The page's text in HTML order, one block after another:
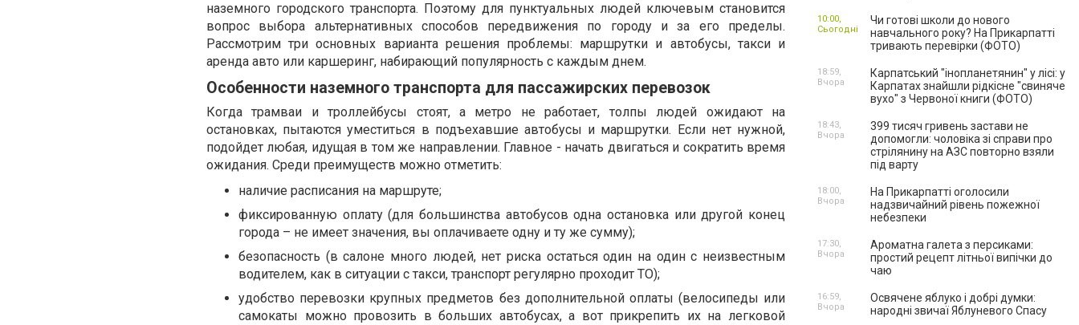
наземного городского транспорта. Поэтому для пунктуальных людей ключевым становится
вопрос выбора альтернативных способов передвижения по городу и за его пределы.
Рассмотрим три основных варианта решения проблемы: маршрутки и автобусы, такси и
аренда авто или каршеринг, набирающий популярность с каждым днем.
Особенности наземного транспорта для пассажирских перевозок
Когда трамваи и троллейбусы стоят, а метро не работает, толпы людей ожидают на
остановках, пытаются уместиться в подъехавшие автобусы и маршрутки. Если нет нужной,
подойдет любая, идущая в том же направлении. Главное - начать двигаться и сократить время
ожидания. Среди преимуществ можно отметить:
наличие расписания на маршруте;
фиксированную оплату (для большинства автобусов одна остановка или другой конец
города – не имеет значения, вы оплачиваете одну и ту же сумму);
безопасность (в салоне много людей, нет риска остаться один на один с неизвестным
водителем, как в ситуации с такси, транспорт регулярно проходит ТО);
удобство перевозки крупных предметов без дополнительной оплаты (велосипеды или
самокаты можно провозить в больших автобусах, а вот прикрепить их на легковой
Чи готові школи до нового
навчального року? На Прикарпатті
тривають перевірки (ФОТО)
10:00,
Сьогодні
Карпатський "інопланетянин" у лісі: у
Карпатах знайшли рідкісне "свиняче
вухо" з Червоної книги (ФОТО)
18:59,
Вчора
399 тисяч гривень застави не
допомогли: чоловіка зі справи про
стрілянину на АЗС повторно взяли
під варту
18:43,
Вчора
На Прикарпатті оголосили
надзвичайний рівень пожежної
небезпеки
18:00,
Вчора
Ароматна галета з персиками:
простий рецепт літньої випічки до
чаю
17:30,
Вчора
Освячене яблуко і добрі думки:
народні звичаї Яблуневого Спасу
16:59,
Вчора